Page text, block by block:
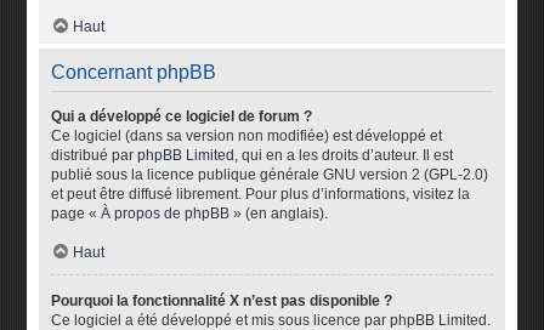
Haut
Concernant phpBB
Qui a développé ce logiciel de forum ?
Ce logiciel (dans sa version non modifiée) est développé et
distribué parphpBB Limited , qui en a les droits d’auteur. Il est
publié sous la licence publique générale GNU version 2 (GPL-2.0)
et peut être diffusé librement. Pour plus d’informations, visitez la
page «À propos de phpBB » (en anglais).
Haut
Pourquoi la fonctionnalité X n’est pas disponible ?
Ce logiciel a été développé et mis sous licence par phpBB Limited.